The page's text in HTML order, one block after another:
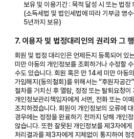
보유 및 이용기간 : 목적 달성 시 또는 법정
(소득세법 및 법인세법에 따라 기부금 영
5년까지 보유)
7. 이용자 및 법정대리인의 권리와 그
회원 및 법정 대리인은 언제든지 등록되어 있
미만 아동의 개인정보를 조회하거나 수정할
수도 있습니다. 회원 혹은 만 14세 미만 아동
가입해지(동의철회)를 위해서는 “후원자공간
절차를 거치신 후 열람, 정정 또는 탈퇴요청이
개인정보관리책임자에게 서면, 전화 또는 이
조치하겠습니다. 회원이 개인정보의 오류에
경우에는 정정을 완료하기 전까지 당해 개인
않습니다. 또한 잘못된 개인정보를 제3자에
처리결과를 제3자에게 지체없이 통지하여 정